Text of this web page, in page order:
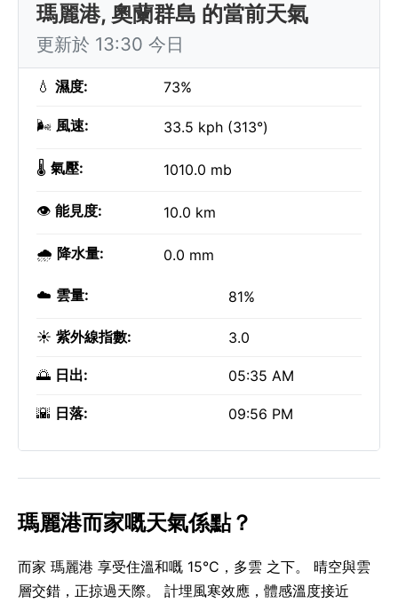
瑪麗港, 奧蘭群島 的當前天氣
更新於 13:30 今日
💧 濕度: 73%
🌬️ 風速: 33.5 kph (313°)
🌡️ 氣壓: 1010.0 mb
👁️ 能見度: 10.0 km
🌧️ 降水量: 0.0 mm
☁️ 雲量: 81%
☀️ 紫外線指數: 3.0
🌅 日出: 05:35 AM
🌇 日落: 09:56 PM
瑪麗港而家嘅天氣係點？
而家 瑪麗港 享受住溫和嘅 15°C，多雲 之下。 晴空與雲
層交錯，正掠過天際。 計埋風寒效應，體感溫度接近